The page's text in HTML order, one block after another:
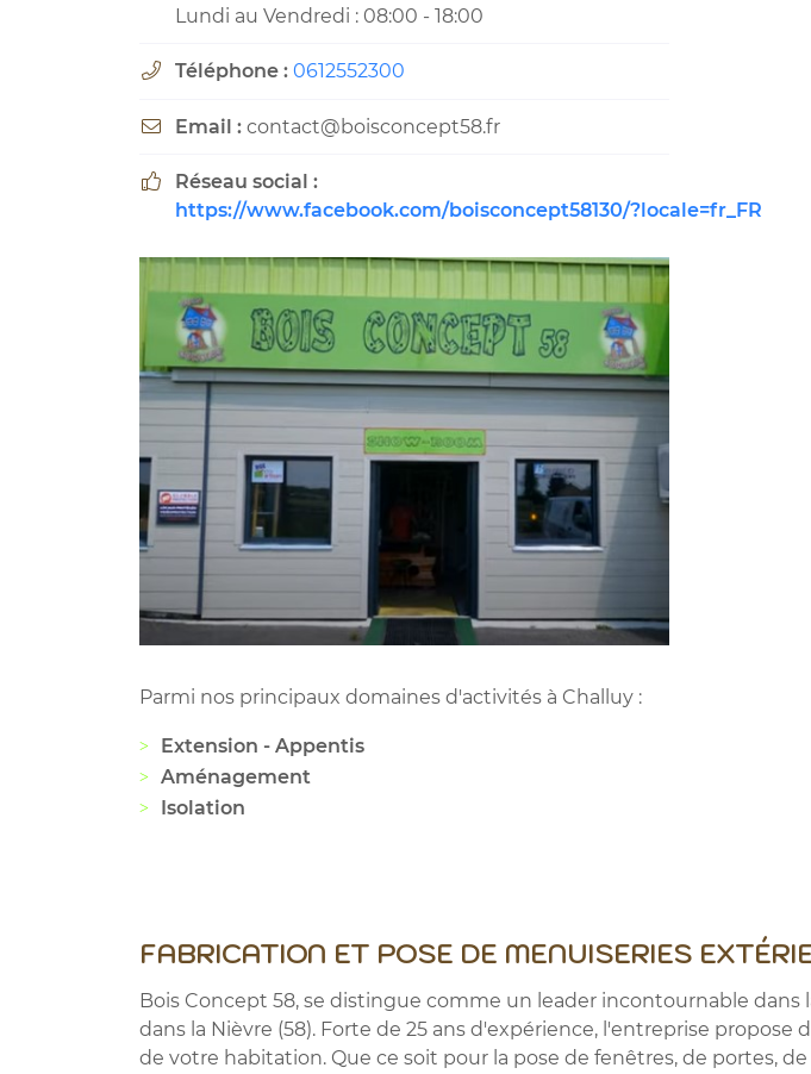
Lundi au Vendredi : 08:00 - 18:00
 Téléphone : 0612552300
 Email : contact@boisconcept58.fr

Réseau social :
https://www.facebook.com/boisconcept58130/?locale=fr_FR
Parmi nos principaux domaines d'activités à Challuy :
Extension - Appentis
Aménagement
Isolation
FABRICATION ET POSE DE MENUISERIES
Bois Concept 58, se distingue comme un leader incontournable
dans la Nièvre (58). Forte de 25 ans d'expérience, l'entreprise
de votre habitation. Que ce soit pour la pose de fenêtres, de portes,